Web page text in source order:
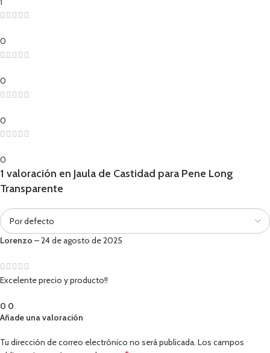
0
0
0
0
1 valoración en Jaula de Castidad para Pene Long
Transparente
Lorenzo –24 de agosto de 2025
Excelente precio y producto!!
0 0
Añade una valoración
Tu dirección de correo electrónico no será publicada. Los campos